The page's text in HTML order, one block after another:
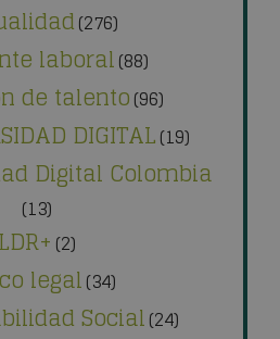
(276)
laboral(88)
de talento(96)
DIGITAL(19)
Digital Colombia
(13)
LDR+ (2)
legal(34)
Social(24)